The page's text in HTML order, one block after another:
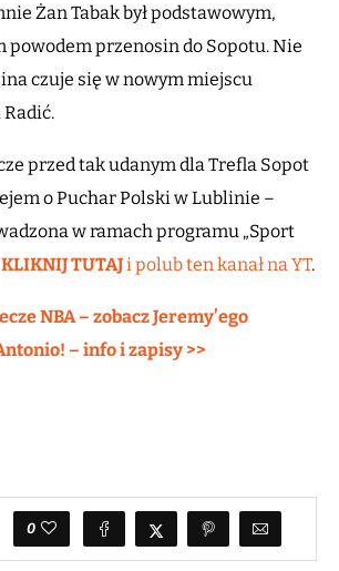
Żan Tabak był podstawowym,
powodem przenosin do Sopotu. Nie
czuje się w nowym miejscu
przed tak udanym dla Trefla Sopot
o Puchar Polski w Lublinie –
w ramach programu „Sport
KLIKNIJ TUTAJi polub ten kanał na YT.
NBA – zobacz Jeremy’ego
– info i zapisy >>
0